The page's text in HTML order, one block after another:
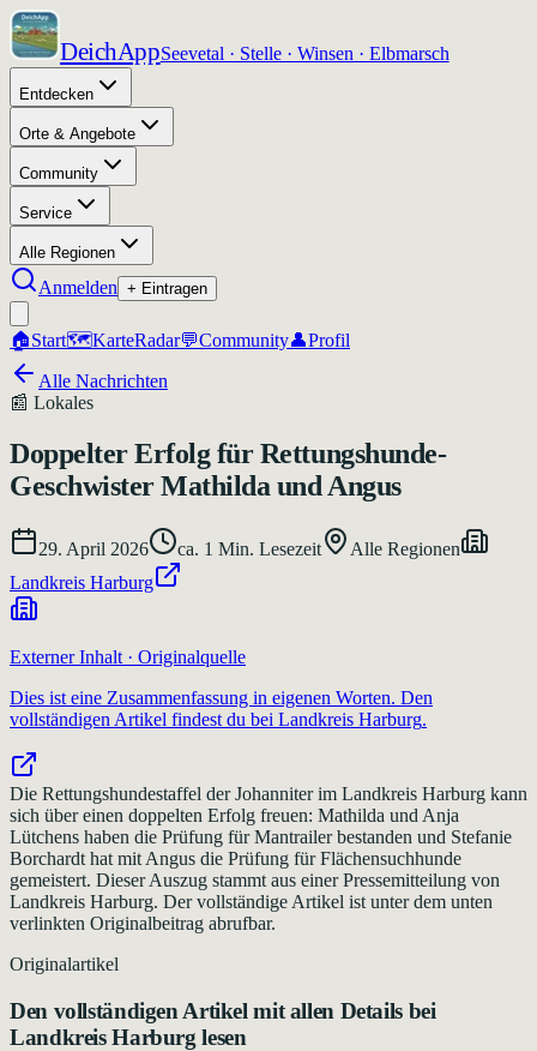
DeichAppSeevetal · Stelle · Winsen · Elbmarsch
Entdecken
Orte & Angebote
Community
Service
Alle Regionen
Anmelden + Eintragen
🏠Start🗺️KarteRadar💬Community👤Profil
Alle Nachrichten
📰 Lokales
Doppelter Erfolg für Rettungshunde-
Geschwister Mathilda und Angus
29. April 2026 ca. 1 Min. Lesezeit
Alle Regionen
Landkreis Harburg
Externer Inhalt · Originalquelle
Dies ist eine Zusammenfassung in eigenen Worten. Den
vollständigen Artikel findest du bei Landkreis Harburg.
Die Rettungshundestaffel der Johanniter im Landkreis Harburg kann
sich über einen doppelten Erfolg freuen: Mathilda und Anja
Lütchens haben die Prüfung für Mantrailer bestanden und Stefanie
Borchardt hat mit Angus die Prüfung für Flächensuchhunde
gemeistert. Dieser Auszug stammt aus einer Pressemitteilung von
Landkreis Harburg. Der vollständige Artikel ist unter dem unten
verlinkten Originalbeitrag abrufbar.
Originalartikel
Den vollständigen Artikel mit allen Details bei
Landkreis Harburg lesen